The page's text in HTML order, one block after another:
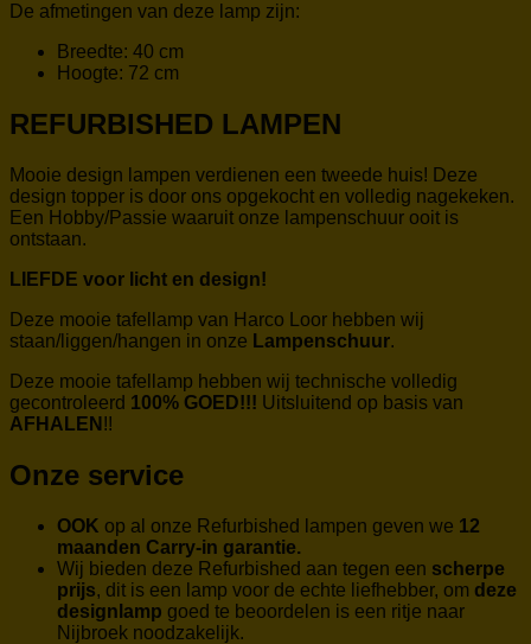
De afmetingen van deze lamp zijn:
Breedte: 40 cm
Hoogte: 72 cm
REFURBISHED LAMPEN
Mooie design lampen verdienen een tweede huis! Deze
design topper is door ons opgekocht en volledig nagekeken.
Een Hobby/Passie waaruit onze lampenschuur ooit is
ontstaan.
LIEFDE voor licht en design!
Deze mooie tafellamp van Harco Loor hebben wij
staan/liggen/hangen in onze Lampenschuur.
Deze mooie tafellamp hebben wij technische volledig
gecontroleerd 100% GOED!!! Uitsluitend op basis van
AFHALEN !!
Onze service
OOK op al onze Refurbished lampen geven we 12
maanden Carry-in garantie.
Wij bieden deze Refurbished aan tegen een scherpe
prijs, dit is een lamp voor de echte liefhebber, om deze
designlamp goed te beoordelen is een ritje naar
Nijbroek noodzakelijk.